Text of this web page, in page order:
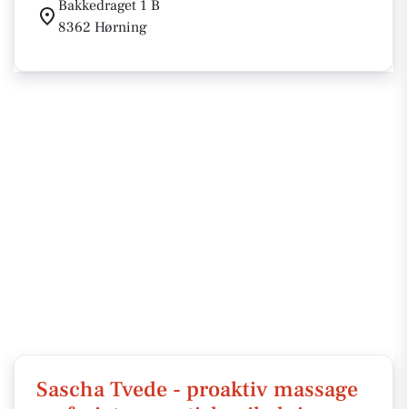
Bakkedraget 1 B
8362 Hørning
Sascha Tvede - proaktiv massage